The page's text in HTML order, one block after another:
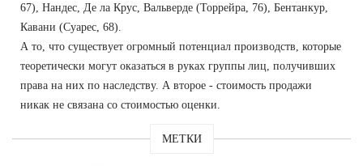
67), Нандес, Де ла Крус, Вальверде (Торрейра, 76), Бентанкур,
Кавани (Суарес, 68).
А то, что существует огромный потенциал производств, которые
теоретически могут оказаться в руках группы лиц, получивших
права на них по наследству. А второе - стоимость продажи
никак не связана со стоимостью оценки.
МЕТКИ